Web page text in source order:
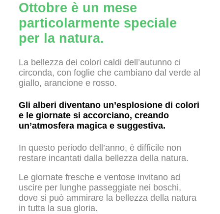
Ottobre è un mese
particolarmente speciale
per la natura.
La bellezza dei colori caldi dell’autunno ci
circonda, con foglie che cambiano dal verde al
giallo, arancione e rosso.
Gli alberi diventano un’esplosione di colori
e le giornate si accorciano, creando
un’atmosfera magica e suggestiva.
In questo periodo dell’anno, è difficile non
restare incantati dalla bellezza della natura.
Le giornate fresche e ventose invitano ad
uscire per lunghe passeggiate nei boschi,
dove si può ammirare la bellezza della natura
in tutta la sua gloria.